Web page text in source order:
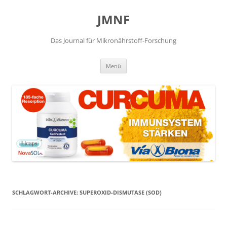
JMNF
Das Journal für Mikronährstoff-Forschung
Menü
SCHLAGWORT-ARCHIVE: SUPEROXID-DISMUTASE (SOD)